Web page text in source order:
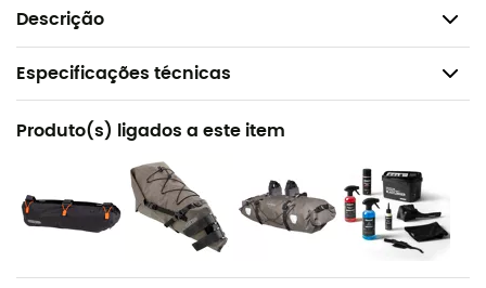
Descrição
Peso: 2 x 580 g
Especificações técnicas
Recomendado para
Ciclismo / Cicloturismo / Ciclismo urbano (velotaf)
Género
Homem / Mulher
Nome do produto
Produto(s) ligados a este item